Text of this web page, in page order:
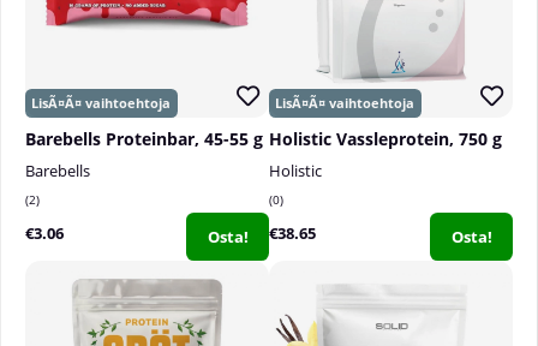
Barebells Proteinbar, 45-55 g
Barebells
2
€3.06 Osta!
Holistic Vassleprotein, 750 g
Holistic
0
€38.65 Osta!